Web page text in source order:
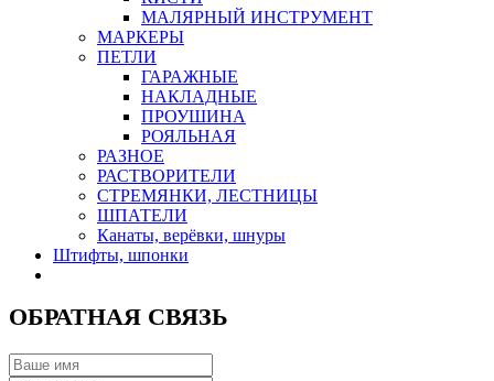
МАЛЯРНЫЙ ИНСТРУМЕНТ
МАРКЕРЫ
ПЕТЛИ
ГАРАЖНЫЕ
НАКЛАДНЫЕ
ПРОУШИНА
РОЯЛЬНАЯ
РАЗНОЕ
РАСТВОРИТЕЛИ
СТРЕМЯНКИ, ЛЕСТНИЦЫ
ШПАТЕЛИ
Канаты, верёвки, шнуры
Штифты, шпонки
ОБРАТНАЯ СВЯЗЬ